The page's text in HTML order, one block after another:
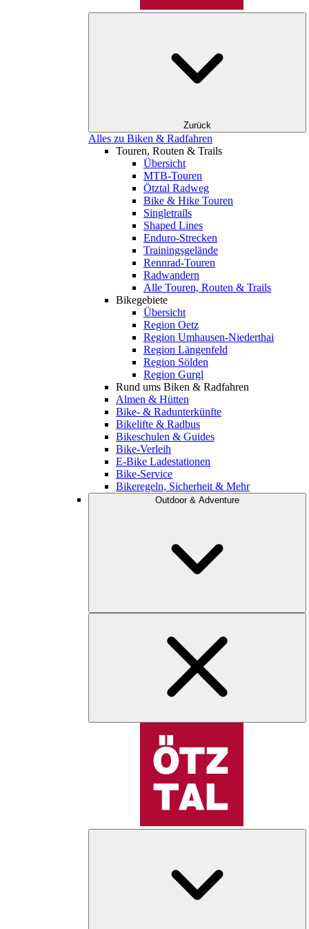
Zurück
Alles zu Biken & Radfahren
Touren, Routen & Trails
Übersicht
MTB-Touren
Ötztal Radweg
Bike & Hike Touren
Singletrails
Shaped Lines
Enduro-Strecken
Trainingsgelände
Rennrad-Touren
Radwandern
Alle Touren, Routen & Trails
Bikegebiete
Übersicht
Region Oetz
Region Umhausen-Niederthai
Region Längenfeld
Region Sölden
Region Gurgl
Rund ums Biken & Radfahren
Almen & Hütten
Bike- & Radunterkünfte
Bikelifte & Radbus
Bikeschulen & Guides
Bike-Verleih
E-Bike Ladestationen
Bike-Service
Bikeregeln, Sicherheit & Mehr
Outdoor & Adventure